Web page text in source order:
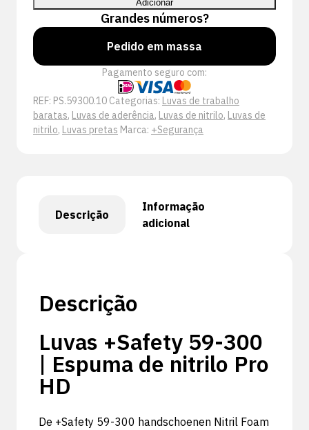
300
handschoenen
|
Nitril
HD
Adicionar
Grandes números?
Pedido em massa
Pagamento seguro com:
REF: PS.59300.10 Categorias: Luvas de trabalho
baratas, Luvas de aderência, Luvas de nitrilo, Luvas de
nitrilo, Luvas pretas Marca: +Segurança
Descrição
Informação
adicional
Descrição
Luvas +Safety 59-300
| Espuma de nitrilo Pro
HD
De +Safety 59-300 handschoenen Nitril Foam